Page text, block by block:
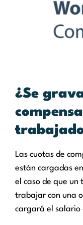
¿Se
Las cuotas de
están cargadas en
el caso de que
trabajar con una
cargará el salario